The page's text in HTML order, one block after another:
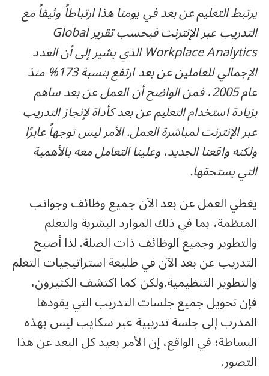
يرتبط التعليم عن بعد في يومنا هذا ارتباطاً وثيقاً مع
التدريب عبر الإنترنت فبحسب تقرير Global
Workplace Analytics الذي يشير إلى أن العدد
الإجمالي للعاملين عن بعد ارتفع بنسبة 173% منذ
عام 2005، فمن الواضح أن العمل عن بعد ساهم
بزيادة استخدام التعليم عن بعد كأداة لإنجاز التدريب
عبر الإنترنت لمباشرة العمل. الأمر ليس توجهاً عابرًا
ولكنه واقعنا الجديد، وعلينا التعامل معه بالأهمية
التي يستحقها.
يغطي العمل عن بعد الآن جميع وظائف وجوانب
المنظمة، بما في ذلك الموارد البشرية والتعلم
والتطوير وجميع الوظائف ذات الصلة. لذا أصبح
التدريب عن بعد الآن في طليعة استراتيجيات التعلم
والتطوير التنظيمية.ولكن كما اكتشف الكثيرون،
فإن تحويل جميع جلسات التدريب التي يقودها
المدرب إلى جلسة تدريبية عبر سكايب ليس بهذه
البساطة؛ في الواقع، إن الأمر بعيد كل البعد عن هذا
التصور.